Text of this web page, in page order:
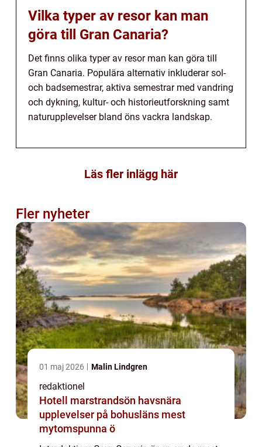
Vilka typer av resor kan man
göra till Gran Canaria?
Det finns olika typer av resor man kan göra till
Gran Canaria. Populära alternativ inkluderar sol-
och badsemestrar, aktiva semestrar med vandring
och dykning, kultur- och historieutforskning samt
naturupplevelser bland öns vackra landskap.
Läs fler inlägg här
Fler nyheter
01 maj 2026 Malin Lindgren
redaktionel
Hotell marstrandsön havsnära
upplevelser på bohusläns mest
mytomspunna ö